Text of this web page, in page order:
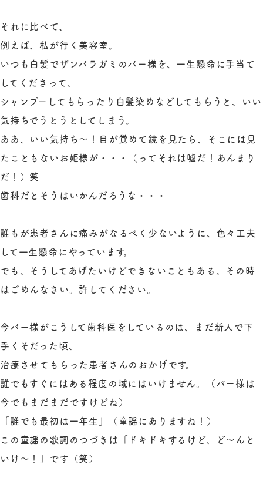
それに比べて、
例えば、私が行く美容室。
いつも白髪でザンバラガミのバー様を、一生懸命に手当て
してくださって、
シャンプーしてもらったり白髪染めなどしてもらうと、いい
気持ちでうとうとしてしまう。
ああ、いい気持ち～！目が覚めて鏡を見たら、そこには見
たこともないお姫様が・・・（ってそれは嘘だ！あんまり
だ！）笑
歯科だとそうはいかんだろうな・・・
誰もが患者さんに痛みがなるべく少ないように、色々工夫
して一生懸命にやっています。
でも、そうしてあげたいけどできないこともある。その時
はごめんなさい。許してください。
今バー様がこうして歯科医をしているのは、まだ新人で下
手くそだった頃、
治療させてもらった患者さんのおかげです。
誰でもすぐにはある程度の域にはいけません。（バー様は
今でもまだまだですけどね）
「誰でも最初は一年生」（童謡にありますね！）
この童謡の歌詞のつづきは「ドキドキするけど、ど～んと
いけ～！」です（笑）